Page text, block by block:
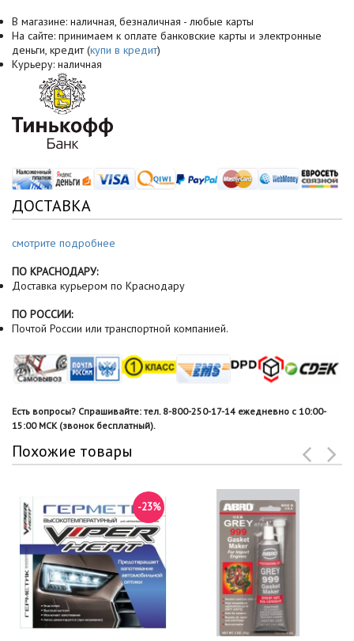
В магазине: наличная, безналичная - любые карты
На сайте: принимаем к оплате банковские карты и электронные
деньги, кредит (купи в кредит)
Курьеру: наличная
ДОСТАВКА
смотрите подробнее
ПО КРАСНОДАРУ:
Доставка курьером по Краснодару
ПО РОССИИ:
Почтой России или транспортной компанией.
Есть вопросы? Спрашивайте: тел. 8-800-250-17-14 ежедневно с 10:00-
15:00 МСК (звонок бесплатный).
Похожие товары
-23%